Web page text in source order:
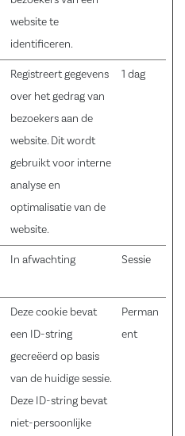
website te
identificeren.
Registreert gegevens
over het gedrag van
bezoekers aan de
website. Dit wordt
gebruikt voor interne
analyse en
optimalisatie van de
website.
1 dag
In afwachting Sessie
Deze cookie bevat
een ID-string
gecreëerd op basis
van de huidige sessie.
Deze ID-string bevat
niet-persoonlijke
Perman
ent